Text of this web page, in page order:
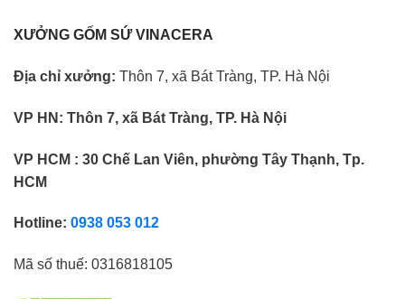
XƯỞNG GỐM SỨ VINACERA
Địa chỉ xưởng: Thôn 7, xã Bát Tràng, TP. Hà Nội
VP HN: Thôn 7, xã Bát Tràng, TP. Hà Nội
VP HCM : 30 Chế Lan Viên, phường Tây Thạnh, Tp.
HCM
Hotline: 0938 053 012
Mã số thuế: 0316818105